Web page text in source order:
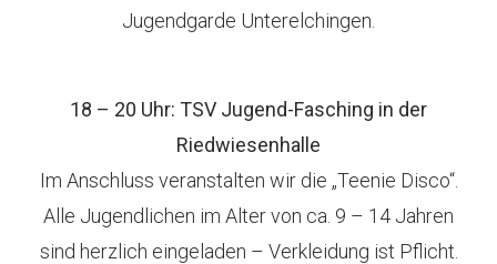
Jugendgarde Unterelchingen.
18 – 20 Uhr: TSV Jugend-Fasching in der
Riedwiesenhalle
Im Anschluss veranstalten wir die „Teenie Disco“.
Alle Jugendlichen im Alter von ca. 9 – 14 Jahren
sind herzlich eingeladen – Verkleidung ist Pflicht.